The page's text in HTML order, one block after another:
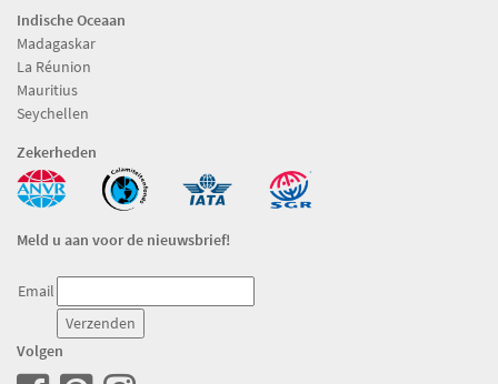
Indische Oceaan
Madagaskar
La Réunion
Mauritius
Seychellen
Zekerheden
Meld u aan voor de nieuwsbrief!
Email
Volgen